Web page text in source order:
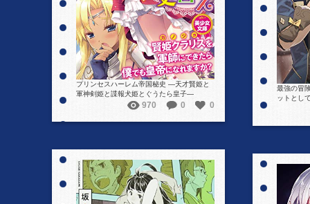
プリンセスハーレム帝国秘史 ―天才賢姫と
軍神剣姫と諜報犬姫とぐうたら皇子―
970 0 0
最強の冒
ットとし